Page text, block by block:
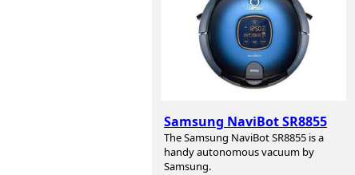
Samsung NaviBot SR8855
The Samsung NaviBot SR8855 is a
handy autonomous vacuum by
Samsung.